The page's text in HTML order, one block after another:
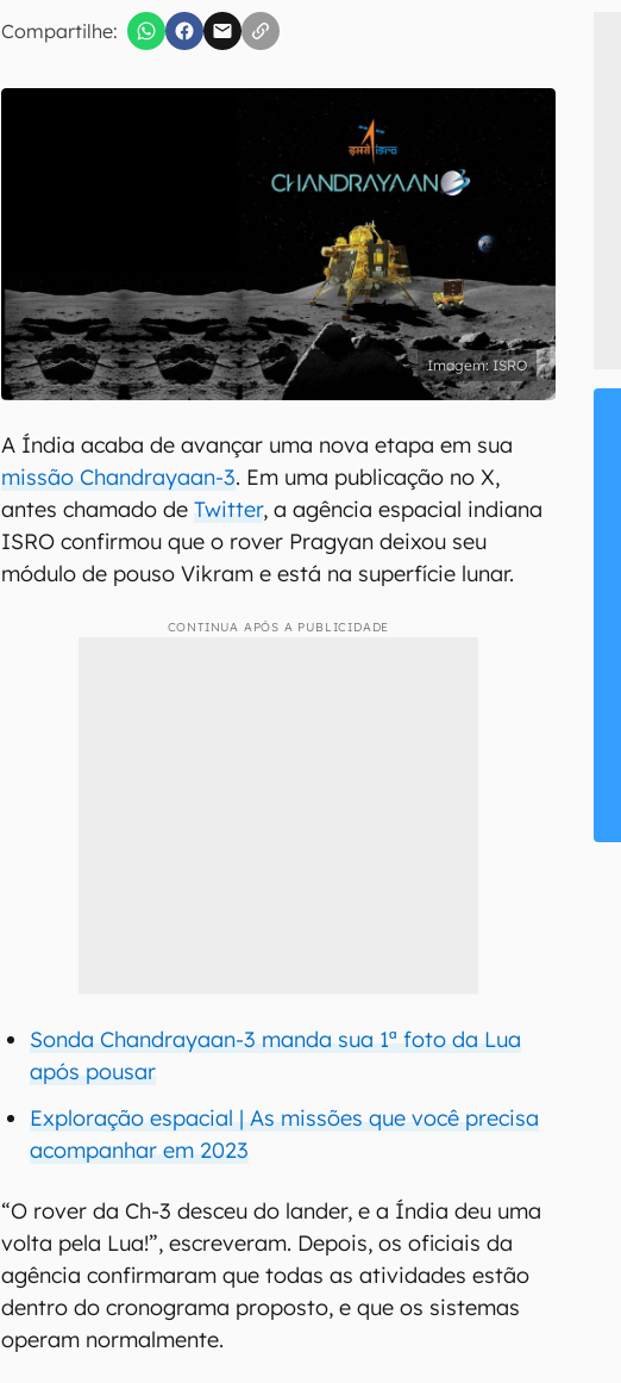
Compartilhe:
Confirmo que li, aceito e concordo com os
ISRO
A Índia acaba de avançar uma nova etapa em sua
missão Chandrayaan-3. Em uma publicação no X,
antes chamado deTwitter, a agência espacial indiana
ISRO confirmou que o rover Pragyan deixou seu
módulo de pouso Vikram e está na superfície lunar.
CONTINUA APÓS A PUBLICIDADE
Sonda Chandrayaan-3 manda sua 1ª foto da Lua
após pousar
Exploração espacial | As missões que você precisa
acompanhar em 2023
“O rover da Ch-3 desceu do lander, e a Índia deu uma
volta pela Lua!”, escreveram. Depois, os oficiais da
agência confirmaram que todas as atividades estão
dentro do cronograma proposto, e que os sistemas
operam normalmente.